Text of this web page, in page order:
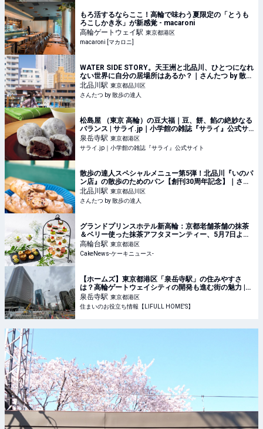
もろ活するならここ！高輪で味わう夏限定の「とうも
ろこしかき氷」が新感覚 - macaroni
高輪ゲートウェイ駅 東京都港区
macaroni [マカロニ]
WATER SIDE STORY。天王洲と北品川、ひとつになれ
ない世界に自分の居場所はあるか？｜さんたつ by 散歩
の達人
北品川駅 東京都品川区
さんたつ by 散歩の達人
松島屋 （東京 高輪）の豆大福｜豆、餅、餡の絶妙なる
バランス | サライ.jp｜小学館の雑誌『サライ』公式サ
イト
泉岳寺駅 東京都港区
サライ.jp｜小学館の雑誌『サライ』公式サイト
散歩の達人スペシャルメニュー第5弾！北品川『いのパ
ン店』の散歩のためのパン【創刊30周年記念】｜さん
たつ by 散歩の達人
北品川駅 東京都品川区
さんたつ by 散歩の達人
グランドプリンスホテル新高輪：京都老舗茶舗の抹茶
＆ベリー使った抹茶アフタヌーンティー、5月7日より
約2ヵ月間展開
高輪台駅 東京都港区
CakeNews-ケーキニュース-
【ホームズ】東京都港区「泉岳寺駅」の住みやすさ
は？高輪ゲートウェイシティの開発も進む街の魅力 |
住まいのお役立ち情報
泉岳寺駅 東京都港区
住まいのお役立ち情報【LIFULL HOME'S】